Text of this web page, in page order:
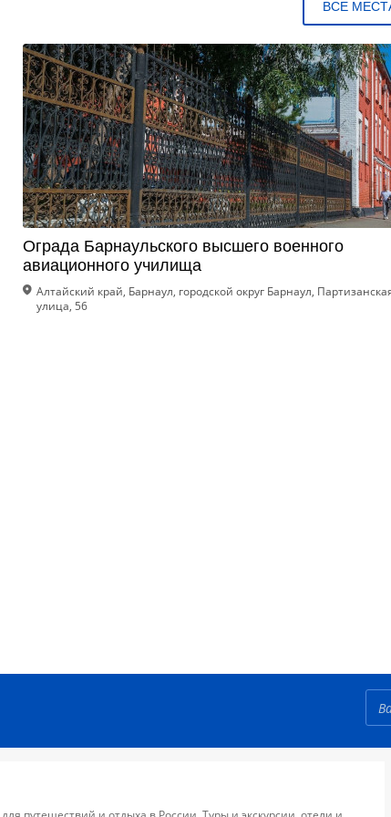
ВСЕ
Ограда Барнаульского высшего военного
авиационного училища
Алтайский край, Барнаул, городской округ Барнаул,
улица, 56